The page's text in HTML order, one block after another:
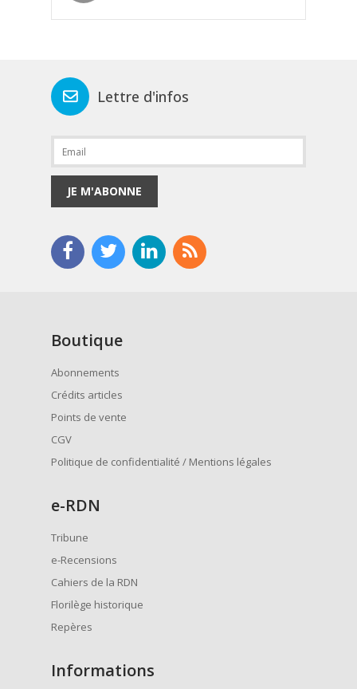
Lettre d'infos
JE M'ABONNE
Boutique
Abonnements
Crédits articles
Points de vente
CGV
Politique de confidentialité / Mentions légales
e-RDN
Tribune
e-Recensions
Cahiers de la RDN
Florilège historique
Repères
Informations